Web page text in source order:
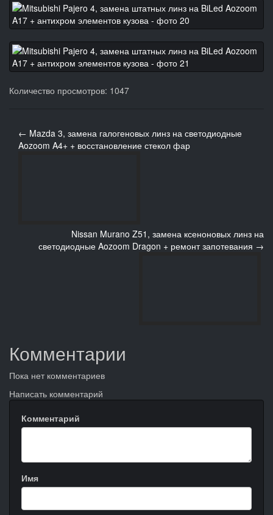
Количество просмотров: 1047
← Mazda 3, замена галогеновых линз на светодиодные
Aozoom A4+ + восстановление стекол фар
Nissan Murano Z51, замена ксеноновых линз на
светодиодные Aozoom Dragon + ремонт запотевания →
Комментарии
Пока нет комментариев
Написать комментарий
Комментарий
Имя